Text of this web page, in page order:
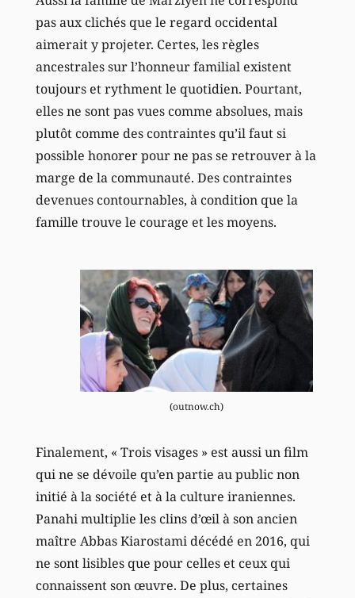
pas aux clichés que le regard occidental
aimerait y projeter. Certes, les règles
ancestrales sur l’honneur familial existent
toujours et rythment le quotidien. Pourtant,
elles ne sont pas vues comme absolues, mais
plutôt comme des contraintes qu’il faut si
possible honorer pour ne pas se retrouver à la
marge de la communauté. Des contraintes
devenues contournables, à condition que la
famille trouve le courage et les moyens.
(outnow.ch)
Finalement, « Trois visages » est aussi un film
qui ne se dévoile qu’en partie au public non
initié à la société et à la culture iraniennes.
Panahi multiplie les clins d’œil à son ancien
maître Abbas Kiarostami décédé en 2016, qui
ne sont lisibles que pour celles et ceux qui
connaissent son œuvre. De plus, certaines